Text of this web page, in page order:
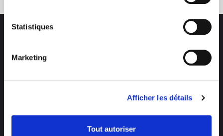
Statistiques
Marketing
Afficher les détails
Tout autoriser
Des professionnels à votre écoute
de 8h à 12h et de 14h à 17h